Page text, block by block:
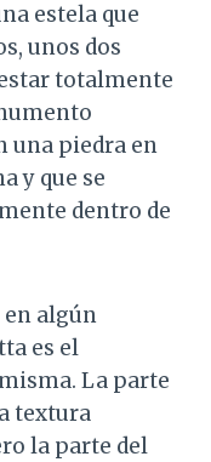
estela que
unos dos
totalmente
una piedra en
y que se
dentro de
en algún
es el
La parte
textura
la parte del